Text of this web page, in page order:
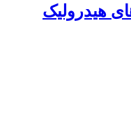
هیدرولیک